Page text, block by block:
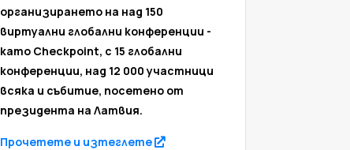
организирането на над 150
виртуални глобални конференции -
като Checkpoint, с 15 глобални
конференции, над 12 000 участници
всяка и събитие, посетено от
президента на Латвия.
Прочетете и изтеглете
(opens in a new tab)